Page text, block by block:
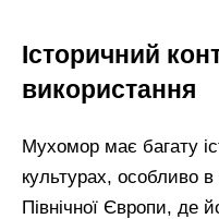
Історичний
використання
Мухомор має багату
культурах, особливо
Північної Європи, де